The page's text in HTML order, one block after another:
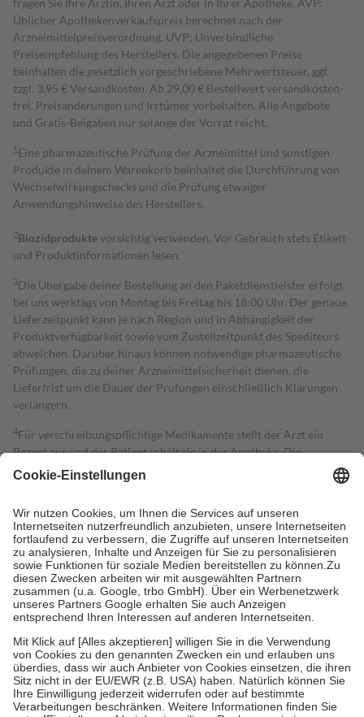
fragen Sie Ihre Ärztin, Ihren Arzt oder in Ihrer Apotheke. AVP:
Üblicher Apothekenverkaufspreis berechnet nach der
Arzneimittelpreisverordnung. UVP: Unverbindliche
Preisempfehlung des Herstellers. Die angegebenen Preise
beinhalten die gesetzlich vorgeschriebene Mehrwertsteuer, ggf.
zzgl. 3,95 € Versandkosten. Ab 29,00 € Bestell­wert versand­kosten­
frei. Preisänderungen und Irrtümer vorbehalten. Alle Angebote
und Gratis-Beigaben nur solange der Vorrat reicht.
1 Eine pharmazeutische Prüfung der Arzneimittel und sonstigen
Produkte in deinem Warenkorb beinhaltet die Durchführung von
Wechselwirkungschecks und die Prüfung etwaiger
Anwendungshinweise des Herstellers.
2Biozidproduktevorsichtig verwenden. Vor Gebrauch stets Etikett
und Produktinformationen lesen.
3Die Übergabe deiner Bestellung an den Paketdienstleister erfolgt
bei uns werktags von Montag bis Freitag bis 18:00 Uhr. Der genaue
Lieferzeitpunkt kann je nach Region und in Abhängigkeit der
Produktverfügbarkeit sowie vom Zustellzeitpunkt des Spediteurs
abweichen. Darüber hinaus können notwendige pharmazeutische
Prüfungen, die zu deiner Arzneimittelsicherheit dienen, die
Lieferfrist um die Dauer der Prüfungen einschließlich Klärungen
verlängern.
4Für verschreibungspflichtige Medikamente stellt der Arzt ein
Rezept aus und der Patient erhält sie in der Apotheke. Die
gesetzliche Krankenversicherung übernimmt in der Regel die
Kosten dafür, der Versicherte trägt einen Teil davon als Zuzahlung
Grundsätzlich leisten Mitglieder Zuzahlungen in Höhe von zehn
Prozent des Abgabepreises,mindestens jedochfünf Euround
höchstens zehn Euro.Es sind jedoch nie mehr als die tatsächlichen
Kosten der Leistung zu entrichten.
Diese Regeln gelten grundsätzlich auch für Online-Apotheken.
Bei Heilmitteln und häuslicher Krankenpflege beträgt die
Zuzahlung zehn Prozent der Kosten sowie zehn Euro je
Verordnung.
Um das Engagement der Versicherten für ihre eigene Gesundheit zu
stärken und die besondere Stellung der Familie zu unterstützen,
fallenkeine Zuzahlungenan bei:
• Kindern und Jugendlichen bis zum vollendeten 18. Lebensjahr